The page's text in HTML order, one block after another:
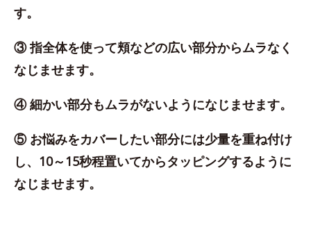
す。
③ 指全体を使って頬などの広い部分からムラなく
なじませます。
④ 細かい部分もムラがないようになじませます。
⑤ お悩みをカバーしたい部分には少量を重ね付け
し、10～15秒程置いてからタッピングするように
なじませます。